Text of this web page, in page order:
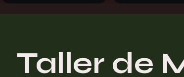
Taller de